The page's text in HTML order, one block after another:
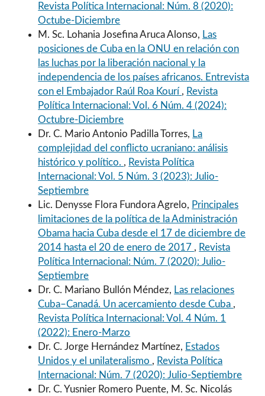
Revista Política Internacional: Núm. 8 (2020):
Octube-Diciembre
M. Sc. Lohania Josefina Aruca Alonso, Las
posiciones de Cuba en la ONU en relación con
las luchas por la liberación nacional y la
independencia de los países africanos. Entrevista
con el Embajador Raúl Roa Kourí , Revista
Política Internacional: Vol. 6 Núm. 4 (2024):
Octubre-Diciembre
Dr. C. Mario Antonio Padilla Torres, La
complejidad del conflicto ucraniano: análisis
histórico y político. , Revista Política
Internacional: Vol. 5 Núm. 3 (2023): Julio-
Septiembre
Lic. Denysse Flora Fundora Agrelo, Principales
limitaciones de la política de la Administración
Obama hacia Cuba desde el 17 de diciembre de
2014 hasta el 20 de enero de 2017 , Revista
Política Internacional: Núm. 7 (2020): Julio-
Septiembre
Dr. C. Mariano Bullón Méndez, Las relaciones
Cuba–Canadá. Un acercamiento desde Cuba ,
Revista Política Internacional: Vol. 4 Núm. 1
(2022): Enero-Marzo
Dr. C. Jorge Hernández Martínez, Estados
Unidos y el unilateralismo , Revista Política
Internacional: Núm. 7 (2020): Julio-Septiembre
Dr. C. Yusnier Romero Puente, M. Sc. Nicolás